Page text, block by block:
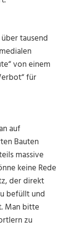
tausend
von einem
für
auf
Bauten
massive
keine Rede
der direkt
befüllt und
Man bitte
zu